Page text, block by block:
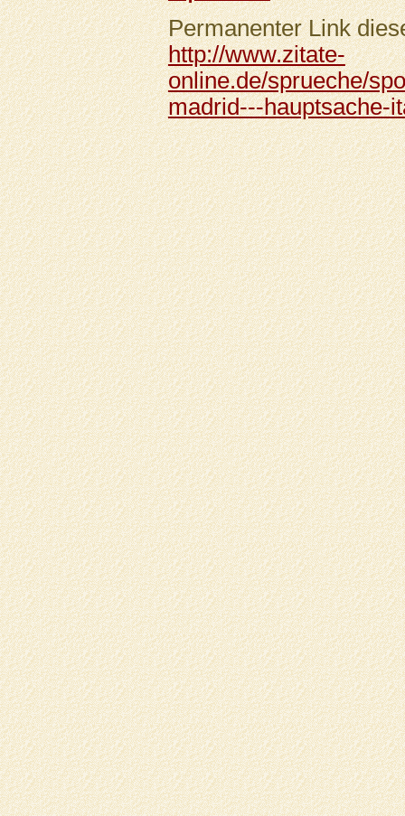
Permanenter Link
http://www.zitate-
online.de/sprueche/
madrid---hauptsache-